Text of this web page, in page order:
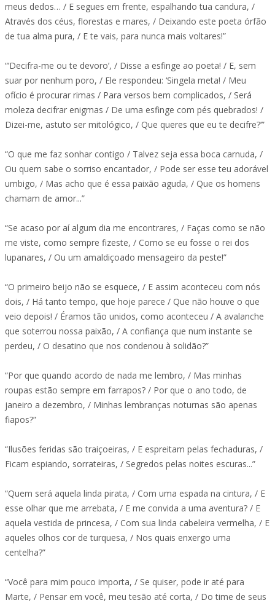
meus dedos… / E segues em frente, espalhando tua candura, /
Através dos céus, florestas e mares, / Deixando este poeta órfão
de tua alma pura, / E te vais, para nunca mais voltares!”
“’Decifra-me ou te devoro’, / Disse a esfinge ao poeta! / E, sem
suar por nenhum poro, / Ele respondeu: ‘Singela meta! / Meu
ofício é procurar rimas / Para versos bem complicados, / Será
moleza decifrar enigmas / De uma esfinge com pés quebrados! /
Dizei-me, astuto ser mitológico, / Que queres que eu te decifre?’”
“O que me faz sonhar contigo / Talvez seja essa boca carnuda, /
Ou quem sabe o sorriso encantador, / Pode ser esse teu adorável
umbigo, / Mas acho que é essa paixão aguda, / Que os homens
chamam de amor...”
“Se acaso por aí algum dia me encontrares, / Faças como se não
me viste, como sempre fizeste, / Como se eu fosse o rei dos
lupanares, / Ou um amaldiçoado mensageiro da peste!”
“O primeiro beijo não se esquece, / E assim aconteceu com nós
dois, / Há tanto tempo, que hoje parece / Que não houve o que
veio depois! / Éramos tão unidos, como aconteceu / A avalanche
que soterrou nossa paixão, / A confiança que num instante se
perdeu, / O desatino que nos condenou à solidão?”
“Por que quando acordo de nada me lembro, / Mas minhas
roupas estão sempre em farrapos? / Por que o ano todo, de
janeiro a dezembro, / Minhas lembranças noturnas são apenas
fiapos?”
“Ilusões feridas são traiçoeiras, / E espreitam pelas fechaduras, /
Ficam espiando, sorrateiras, / Segredos pelas noites escuras...”
“Quem será aquela linda pirata, / Com uma espada na cintura, / E
esse olhar que me arrebata, / E me convida a uma aventura? / E
aquela vestida de princesa, / Com sua linda cabeleira vermelha, / E
aqueles olhos cor de turquesa, / Nos quais enxergo uma
centelha?”
“Você para mim pouco importa, / Se quiser, pode ir até para
Marte, / Pensar em você, meu tesão até corta, / Do time de seus